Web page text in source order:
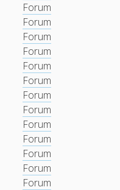
Forum
Forum
Forum
Forum
Forum
Forum
Forum
Forum
Forum
Forum
Forum
Forum
Forum